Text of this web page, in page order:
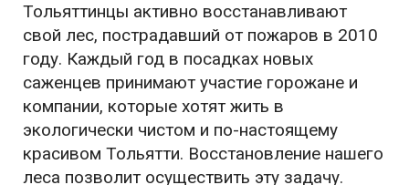
Тольяттинцы активно восстанавливают
свой лес, пострадавший от пожаров в 2010
году. Каждый год в посадках новых
саженцев принимают участие горожане и
компании, которые хотят жить в
экологически чистом и по-настоящему
красивом Тольятти. Восстановление нашего
леса позволит осуществить эту задачу.